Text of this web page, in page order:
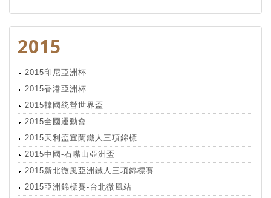
2015
2015印尼亞洲杯
2015香港亞洲杯
2015韓國統營世界盃
2015全國運動會
2015天利盃宜蘭鐵人三項錦標
2015中國-石嘴山亞洲盃
2015新北微風亞洲鐵人三項錦標賽
2015亞洲錦標賽-台北微風站